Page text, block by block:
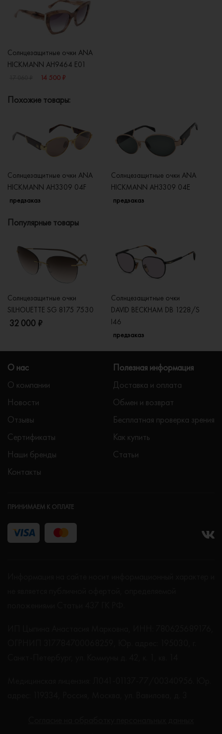
Солнцезащитные очки ANA
HICKMANN AH9464 E01
14 500 ₽
Похожие товары:
Солнцезащитные очки ANA
HICKMANN AH3309 04F
предзаказ
Солнцезащитные очки ANA
HICKMANN AH3309 04E
предзаказ
Популярные товары
Солнцезащитные очки
SILHOUETTE SG 8175 7530
32 000 ₽
Солнцезащитные очки
DAVID BECKHAM DB 1228/S
I46
предзаказ
О нас
О компании
Новости
Отзывы
Сертификаты
Наши бренды
Контакты
Полезная информация
Доставка и оплата
Обмен и возврат
Бесплатная проверка зрения
Как купить
Статьи
ПРИНИМАЕМ К ОПЛАТЕ